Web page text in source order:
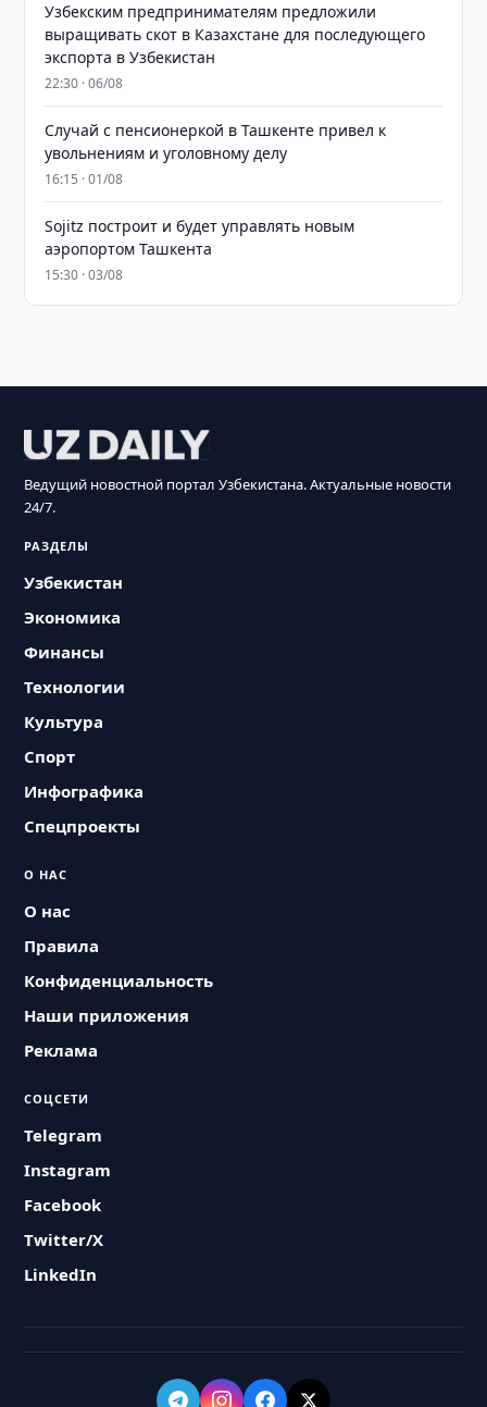
Узбекским предпринимателям предложили
выращивать скот в Казахстане для последующего
экспорта в Узбекистан
22:30 · 06/08
Случай с пенсионеркой в Ташкенте привел к
увольнениям и уголовному делу
16:15 · 01/08
Sojitz построит и будет управлять новым
аэропортом Ташкента
15:30 · 03/08
Ведущий новостной портал Узбекистана. Актуальные новости
24/7.
РАЗДЕЛЫ
Узбекистан
Экономика
Финансы
Технологии
Культура
Спорт
Инфографика
Спецпроекты
О НАС
О нас
Правила
Конфиденциальность
Наши приложения
Реклама
СОЦСЕТИ
Telegram
Instagram
Facebook
Twitter/X
LinkedIn